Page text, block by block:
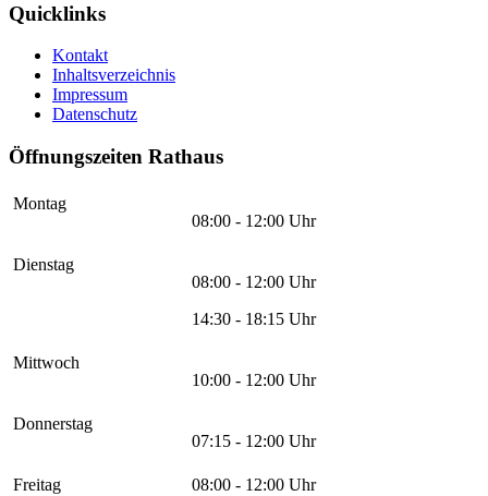
Quicklinks
Kontakt
Inhaltsverzeichnis
Impressum
Datenschutz
Öffnungszeiten Rathaus
Montag
08:00 - 12:00 Uhr
Dienstag
08:00 - 12:00 Uhr
14:30 - 18:15 Uhr
Mittwoch
10:00 - 12:00 Uhr
Donnerstag
07:15 - 12:00 Uhr
Freitag 08:00 - 12:00 Uhr